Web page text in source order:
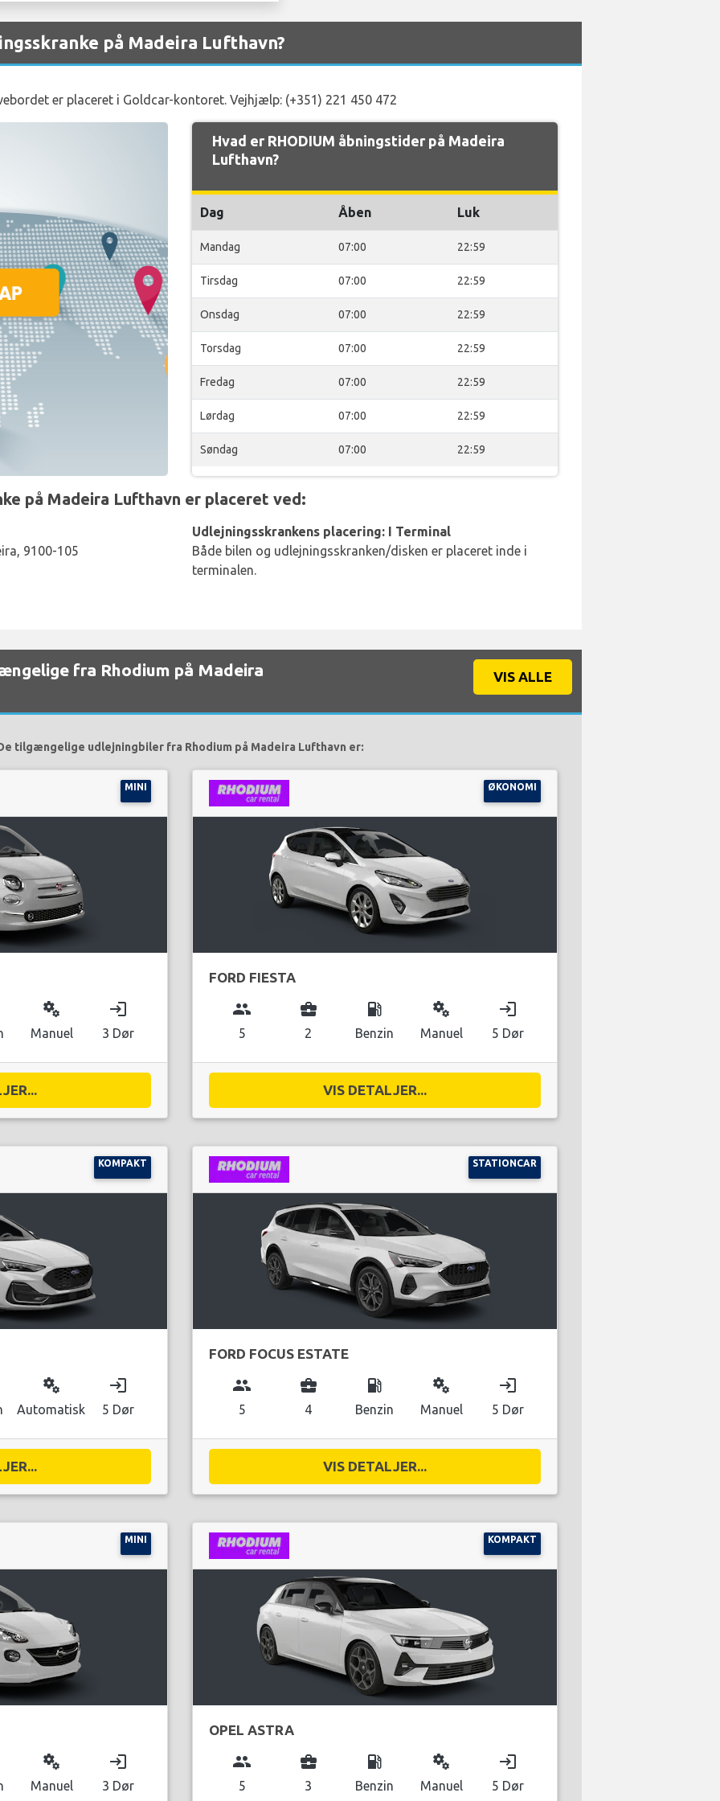
på Madeira Lufthavn?
er placeret i Goldcar-kontoret. Vejhjælp: (+351) 221 450 472
Hvad er RHODIUM åbningstider på Madeira
Lufthavn?
Dag Åben Luk
Mandag 07:00 22:59
Tirsdag 07:00 22:59
Onsdag 07:00 22:59
Torsdag 07:00 22:59
Fredag 07:00 22:59
Lørdag 07:00 22:59
Søndag 07:00 22:59
på Madeira Lufthavn er placeret ved:
9100-105
Udlejningsskrankens placering: I Terminal
Både bilen og udlejningsskranken/disken er placeret inde i
terminalen.
fra Rhodium på Madeira
VIS ALLE
tilgængelige udlejningbiler fra Rhodium på Madeira Lufthavn er:
MINI
miscellaneous_services
Manuel
login
3 Dør
ØKONOMI
FORD FIESTA
group
5
business_center
2
local_gas_station
Benzin
miscellaneous_services
Manuel
login
5 Dør
VIS DETALJER...
KOMPAKT
miscellaneous_services
Automatisk
login
5 Dør
STATIONCAR
FORD FOCUS ESTATE
group
5
business_center
4
local_gas_station
Benzin
miscellaneous_services
Manuel
login
5 Dør
VIS DETALJER...
MINI
miscellaneous_services
Manuel
login
3 Dør
KOMPAKT
OPEL ASTRA
group
5
business_center
3
local_gas_station
Benzin
miscellaneous_services
Manuel
login
5 Dør